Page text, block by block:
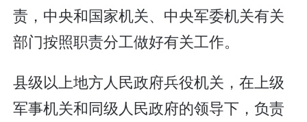
责，中央和国家机关、中央军委机关有关
部门按照职责分工做好有关工作。
县级以上地方人民政府兵役机关，在上级
军事机关和同级人民政府的领导下，负责